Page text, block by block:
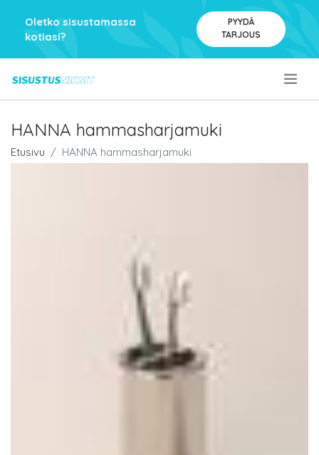
Oletko sisustamassa
kotiasi?
PYYDÄ
TARJOUS
HANNA hammasharjamuki
Etusivu HANNA hammasharjamuki